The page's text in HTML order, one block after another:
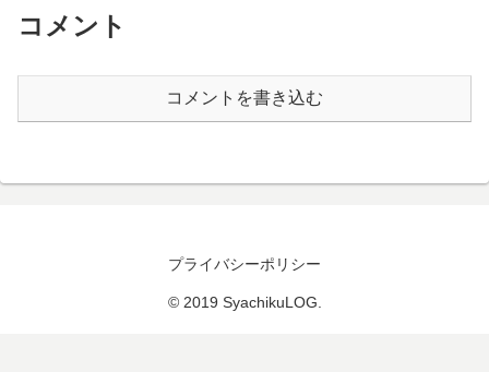
コメント
コメントを書き込む
プライバシーポリシー
© 2019 SyachikuLOG.